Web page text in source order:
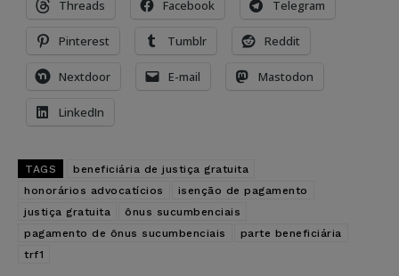
Threads Facebook Telegram
Pinterest Tumblr Reddit
Nextdoor E-mail Mastodon
LinkedIn
TAGS
beneficiária de justiça gratuita
honorários advocatícios
isenção de pagamento
justiça gratuita
ônus sucumbenciais
pagamento de ônus sucumbenciais
parte beneficiária
trf1